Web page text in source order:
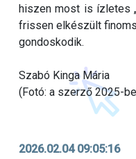
hiszen most is ízletes
frissen elkészült
gondoskodik.
Szabó Kinga Mária
(Fotó: a szerző 2025-
2026.02.04 09:05:16